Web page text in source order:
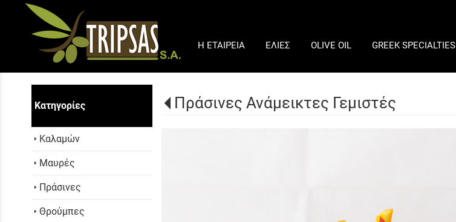
Η ΕΤΑΙΡΕΙΑ ΕΛΙΕΣ OLIVE OIL GREEK SPECIALTIES
Κατηγορίες
Καλαμών
Μαυρές
Πράσινες
Θρούμπες
Πράσινες Ανάμεικτες Γεμιστές